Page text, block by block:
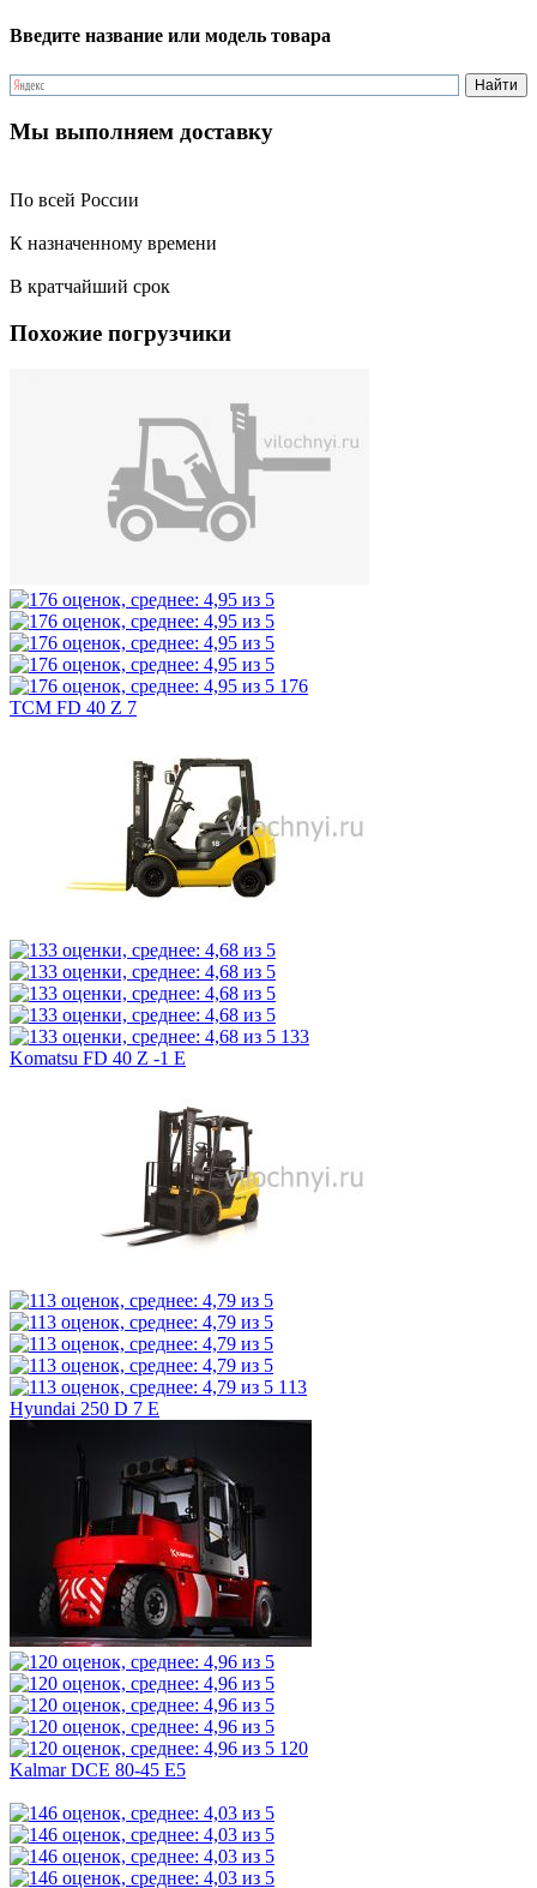
Введите название или модель товара
Мы выполняем доставку
По всей России
К назначенному времени
В кратчайший срок
Похожие погрузчики
176
TCM FD 40 Z 7
133
Komatsu FD 40 Z -1 E
113
Hyundai 250 D 7 E
120
Kalmar DCE 80-45 E5